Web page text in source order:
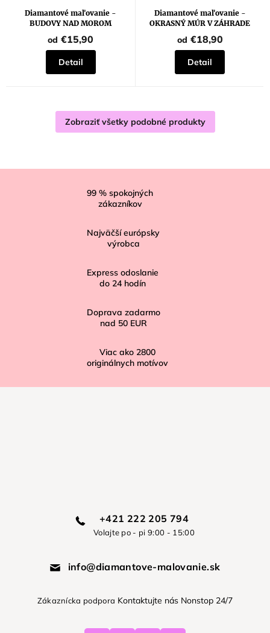
Diamantové maľovanie -
BUDOVY NAD MOROM
od €15,90
Detail
Diamantové maľovanie -
OKRASNÝ MÚR V ZÁHRADE
MUGHAL
od €18,90
Detail
Zobraziť všetky podobné produkty
99 % spokojných
zákazníkov
Najväčší európsky
výrobca
Express odoslanie
do 24 hodín
Doprava zadarmo
nad 50 EUR
Viac ako 2800
originálnych motívov
+421 222 205 794
Volajte po - pi 9:00 - 15:00
info@diamantove-malovanie.sk
Zákaznícka podpora Kontaktujte nás Nonstop 24/7